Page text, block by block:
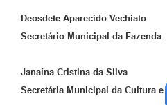
Deosdete Aparecido Vechiato
Secretário Municipal da Fazenda
Janaína Cristina da Silva
Secretária Municipal da Cultura e